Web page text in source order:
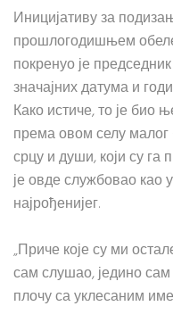
Иницијативу за
прошлогодишњем
покренуо је
значајних датума и
Како истиче, то је био
према овом селу
срцу и души, који су
је овде службовао као
најрођенијег.
„Приче које су ми
сам слушао, једино
плочу са уклесаним